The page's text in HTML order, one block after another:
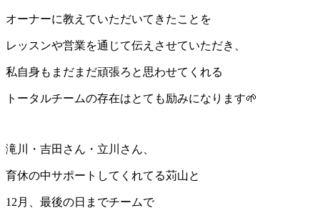
オーナーに教えていただいてきたことを
レッスンや営業を通じて伝えさせていただき、
私自身もまだまだ頑張ろと思わせてくれる
トータルチームの存在はとても励みになります🌱
滝川・吉田さん・立川さん、
育休の中サポートしてくれてる苅山と
12月、最後の日までチームで